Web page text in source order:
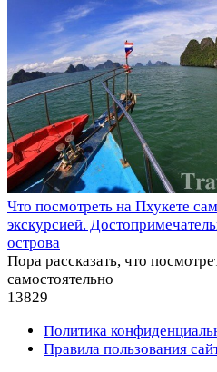
Что посмотреть на Пхукете
экскурсией.
острова
Пора рассказать, что
самостоятельно
13829
Политика
Правила пользования